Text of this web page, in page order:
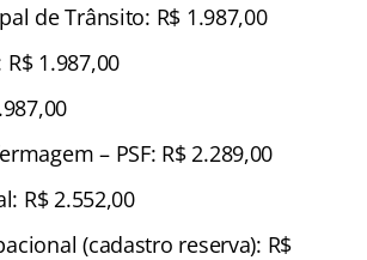
de Trânsito: R$ 1.987,00
1.987,00
– PSF: R$ 2.289,00
R$ 2.552,00
(cadastro reserva): R$